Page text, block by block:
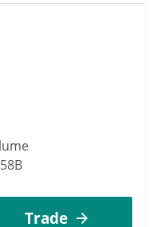
Trade